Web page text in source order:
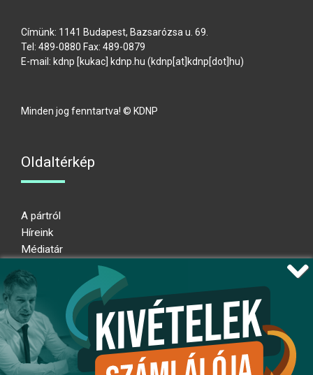
Címünk: 1141 Budapest, Bazsarózsa u. 69.
Tel: 489-0880 Fax: 489-0879
E-mail: kdnp [kukac] kdnp hu (kdnp[at]kdnp[dot]hu)
Minden jog fenntartva! © KDNP
Oldaltérkép
A pártról
Híreink
Médiatár
Adatkezelési nyilatkozat
Átláthatósági nyilatkozat
Ugrás az oldal tetejére
Kövessen minket!